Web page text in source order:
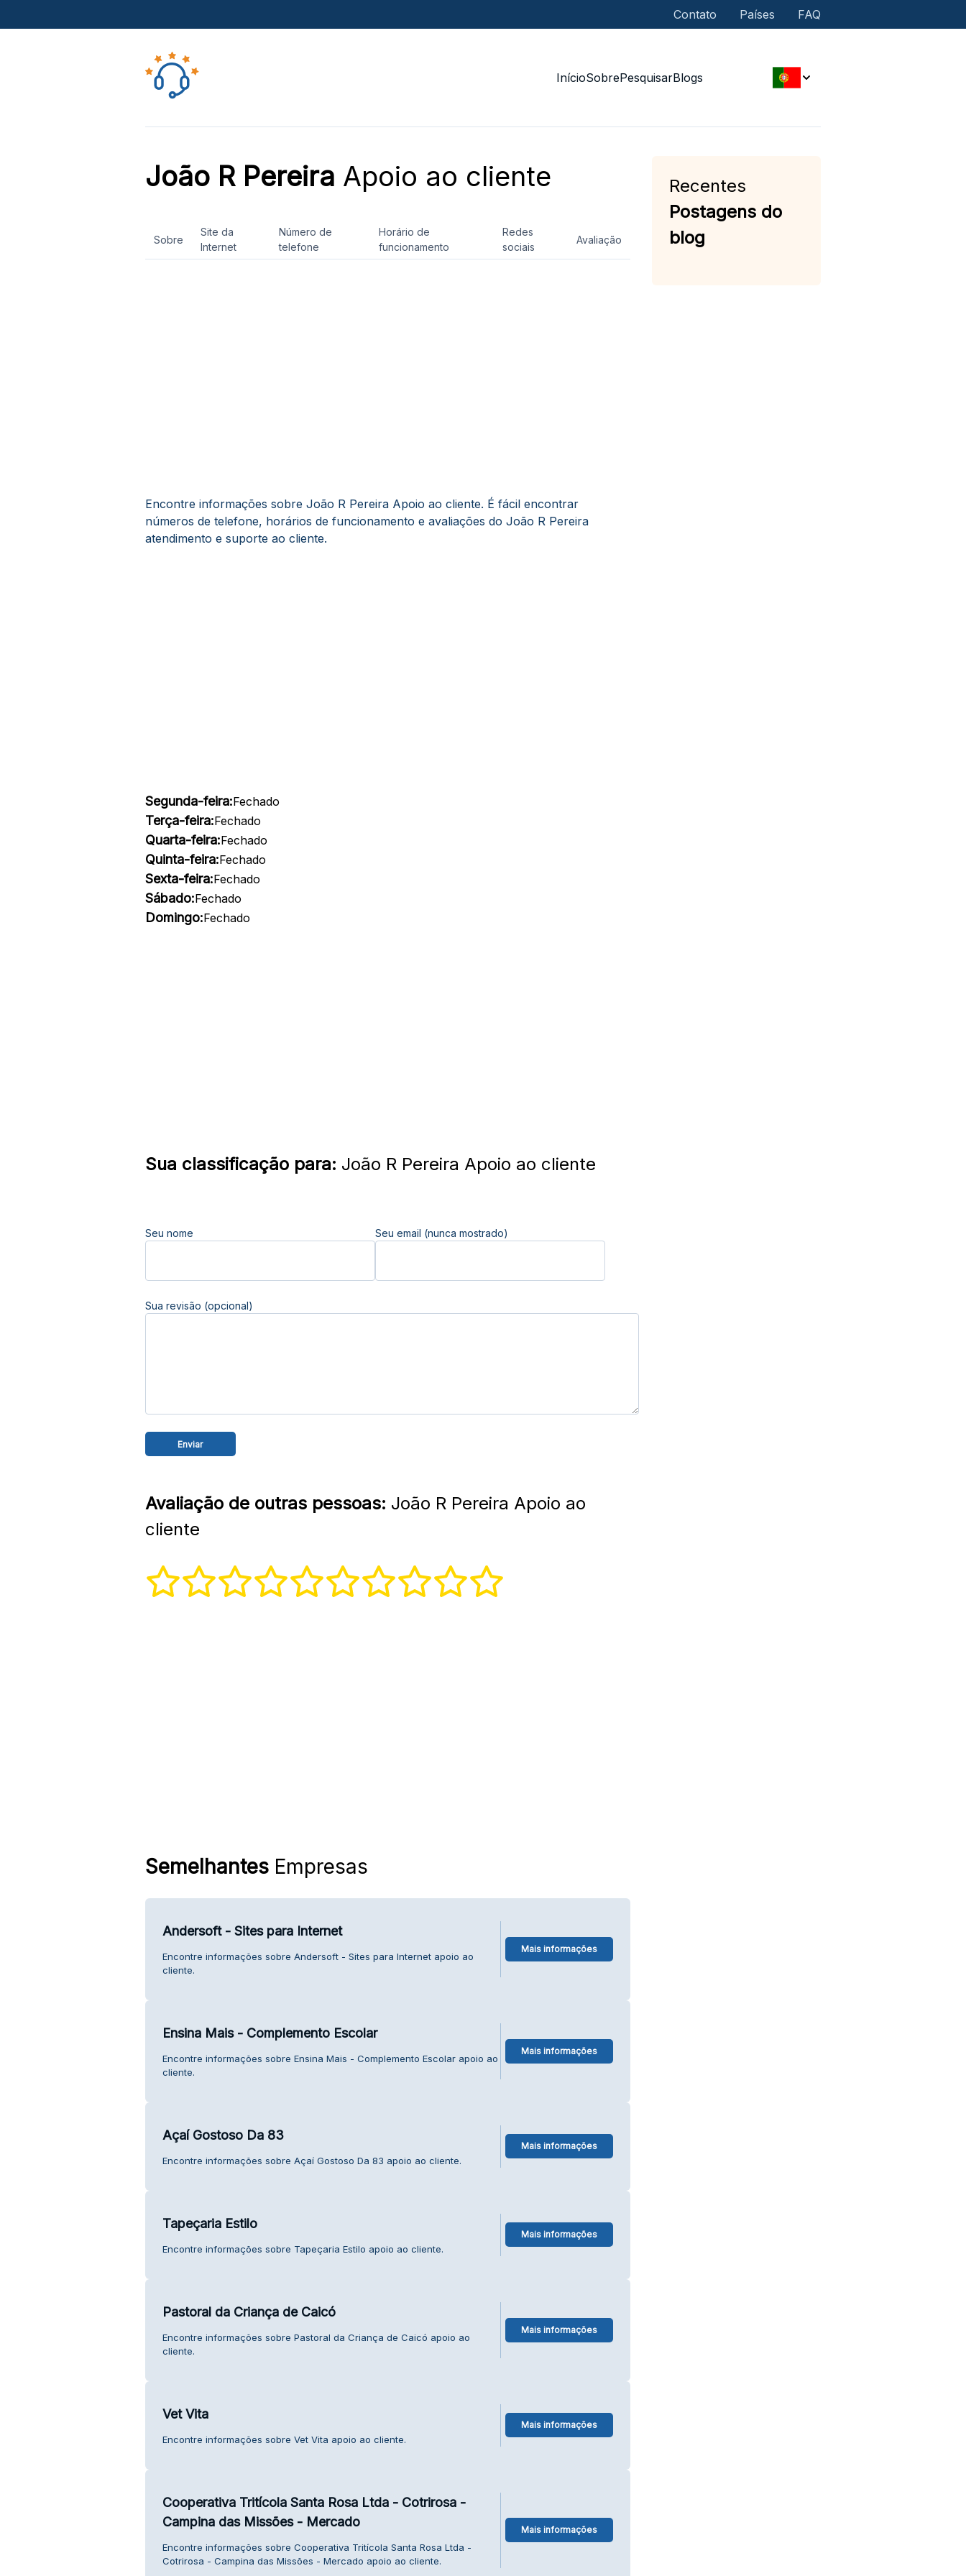
Contato Países FAQ
InícioSobrePesquisarBlogs
João R Pereira Apoio ao cliente
Sobre
Site da
Internet
Número de
telefone
Horário de
funcionamento
Redes
sociais
Avaliação
Encontre informações sobre João R Pereira Apoio ao cliente. É fácil encontrar
números de telefone, horários de funcionamento e avaliações do João R Pereira
atendimento e suporte ao cliente.
Segunda-feira:Fechado
Terça-feira:Fechado
Quarta-feira:Fechado
Quinta-feira:Fechado
Sexta-feira:Fechado
Sábado:Fechado
Domingo:Fechado
Sua classificação para: João R Pereira Apoio ao cliente
Seu nome Seu email (nunca mostrado)
Sua revisão (opcional)
Avaliação de outras pessoas: João R Pereira Apoio ao
cliente
SemelhantesEmpresas
Andersoft - Sites para Internet
Encontre informações sobre Andersoft - Sites para Internet apoio ao
cliente.
Mais informações
Ensina Mais - Complemento Escolar
Encontre informações sobre Ensina Mais - Complemento Escolar apoio ao
cliente.
Mais informações
Açaí Gostoso Da 83
Encontre informações sobre Açaí Gostoso Da 83 apoio ao cliente.
Mais informações
Tapeçaria Estilo
Encontre informações sobre Tapeçaria Estilo apoio ao cliente.
Mais informações
Pastoral da Criança de Caicó
Encontre informações sobre Pastoral da Criança de Caicó apoio ao
cliente.
Mais informações
Vet Vita
Encontre informações sobre Vet Vita apoio ao cliente.
Mais informações
Cooperativa Tritícola Santa Rosa Ltda - Cotrirosa -
Campina das Missões - Mercado
Encontre informações sobre Cooperativa Tritícola Santa Rosa Ltda -
Cotrirosa - Campina das Missões - Mercado apoio ao cliente.
Mais informações
Recentes
Postagens do
blog